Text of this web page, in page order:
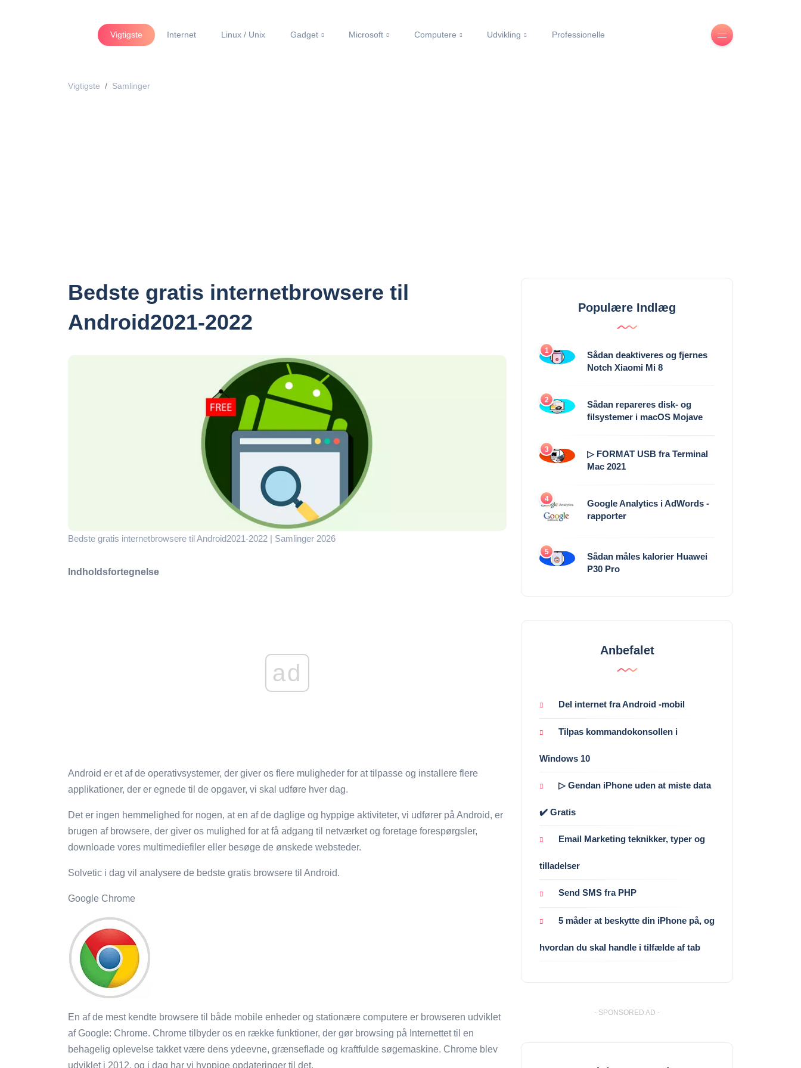
Vigtigste Internet Linux / Unix Gadget Microsoft Computere Udvikling Professionelle
Vigtigste Samlinger
Bedste gratis internetbrowsere til
Android2021-2022
Bedste gratis internetbrowsere til Android2021-2022 | Samlinger 2026
Indholdsfortegnelse
ad
Android er et af de operativsystemer, der giver os flere muligheder for at tilpasse og installere flere
applikationer, der er egnede til de opgaver, vi skal udføre hver dag.
Det er ingen hemmelighed for nogen, at en af ​​de daglige og hyppige aktiviteter, vi udfører på Android, er
brugen af ​​browsere, der giver os mulighed for at få adgang til netværket og foretage forespørgsler,
downloade vores multimediefiler eller besøge de ønskede websteder.
Solvetic i dag vil analysere de bedste gratis browsere til Android.
Google Chrome
En af de mest kendte browsere til både mobile enheder og stationære computere er browseren udviklet
af Google: Chrome. Chrome tilbyder os en række funktioner, der gør browsing på Internettet til en
behagelig oplevelse takket være dens ydeevne, grænseflade og kraftfulde søgemaskine. Chrome blev
udviklet i 2012, og i dag har vi hyppige opdateringer til det.
Populære Indlæg
1
Sådan deaktiveres og fjernes
Notch Xiaomi Mi 8
2
Sådan repareres disk- og
filsystemer i macOS Mojave
3
▷ FORMAT USB fra Terminal
Mac 2021
4
Google Analytics i AdWords -
rapporter
5
Sådan måles kalorier Huawei
P30 Pro
Anbefalet
Del internet fra Android -mobil
Tilpas kommandokonsollen i
Windows 10
▷ Gendan iPhone uden at miste data
✔️ Gratis
Email Marketing teknikker, typer og
tilladelser
Send SMS fra PHP
5 måder at beskytte din iPhone på, og
hvordan du skal handle i tilfælde af tab
- SPONSORED AD -